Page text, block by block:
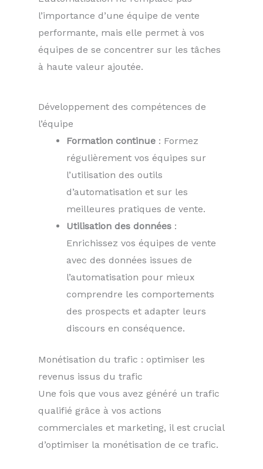
l’importance d’une équipe de vente
performante, mais elle permet à vos
équipes de se concentrer sur les tâches
à haute valeur ajoutée.
Développement des compétences de
l’équipe
Formation continue : Formez
régulièrement vos équipes sur
l’utilisation des outils
d’automatisation et sur les
meilleures pratiques de vente.
Utilisation des données :
Enrichissez vos équipes de vente
avec des données issues de
l’automatisation pour mieux
comprendre les comportements
des prospects et adapter leurs
discours en conséquence.
Monétisation du trafic : optimiser les
revenus issus du trafic
Une fois que vous avez généré un trafic
qualifié grâce à vos actions
commerciales et marketing, il est crucial
d’optimiser la monétisation de ce trafic.